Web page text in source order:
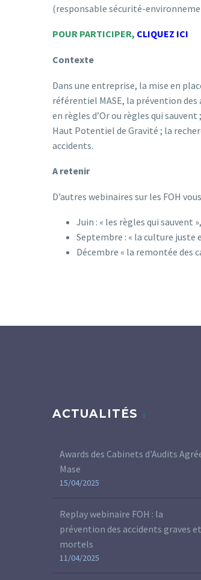
(responsable sécurité-
POUR PARTICIPER, CLIQUEZ ICI
Contexte
Dans une entreprise, la mise en
référentiel MASE, la prévention
en règles d’Or ou règles qui
Haut Potentiel de Gravité ; la
accidents.
A retenir
D’autres webinaires sur les FOH
Juin : « les règles qui sauvent »,
Septembre : « la culture juste
Décembre « la remontée des
ACTUALITÉS
Awards des Cabinets d'Audits
Mase
15/04/2025
Replay webinaire FOH : la
prévention des accidents graves et
mortels
11/04/2025